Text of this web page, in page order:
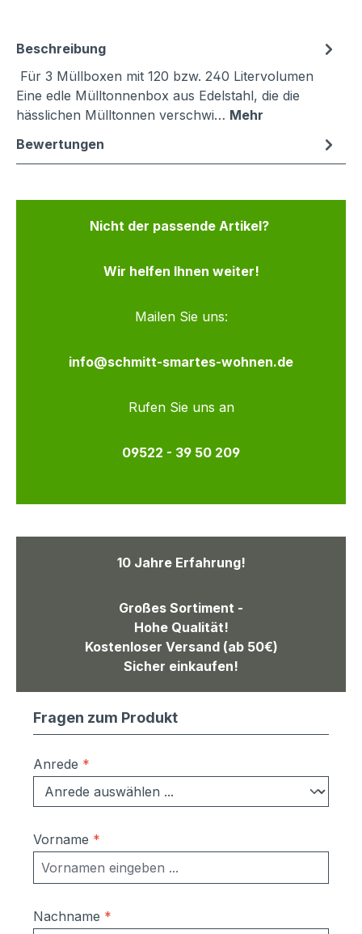
Beschreibung
Für 3 Müllboxen mit 120 bzw. 240 Litervolumen
Eine edle Mülltonnenbox aus Edelstahl, die die
hässlichen Mülltonnen verschwi… Mehr
Bewertungen
Nicht der passende Artikel?
Wir helfen Ihnen weiter!
Mailen Sie uns:
info@schmitt-smartes-wohnen.de
Rufen Sie uns an
09522 - 39 50 209
10 Jahre Erfahrung!
Großes Sortiment -
Hohe Qualität!
Kostenloser Versand (ab 50€)
Sicher einkaufen!
Fragen zum Produkt
Anrede *
Vorname *
Nachname *